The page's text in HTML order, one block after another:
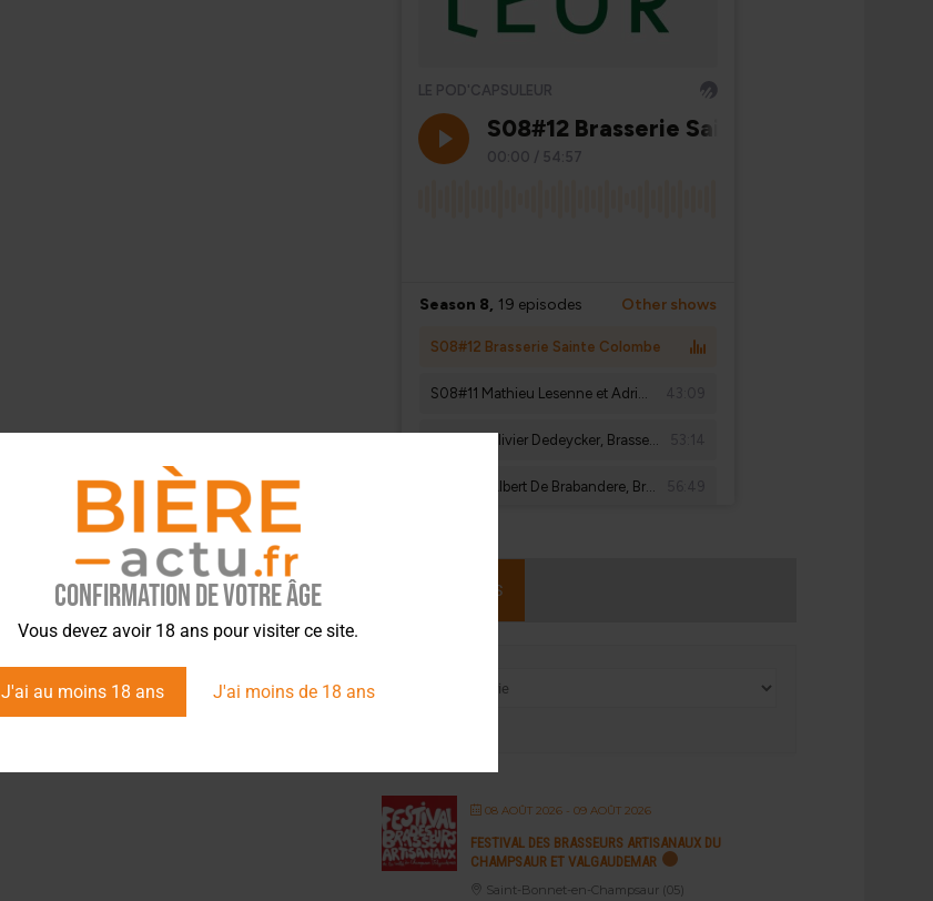
Confirmation de votre âge
Vous devez avoir 18 ans pour visiter ce site.
J'ai au moins 18 ans J'ai moins de 18 ans
ÉVÉNEMENTS
08 AOÛT 2026 - 09 AOÛT 2026
FESTIVAL DES BRASSEURS ARTISANAUX DU
CHAMPSAUR ET VALGAUDEMAR
Saint-Bonnet-en-Champsaur (05)